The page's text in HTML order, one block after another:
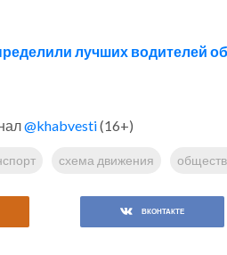
лучших водителей
@khabvesti(16+)
схема движения
ВКОНТАКТЕ